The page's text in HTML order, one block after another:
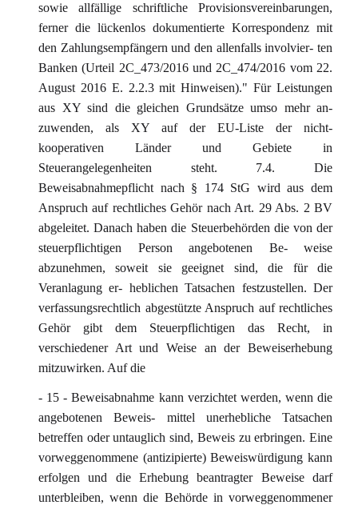
sowie allfällige schriftliche Provisionsvereinbarungen,
ferner die lückenlos dokumentierte Korrespondenz mit
den Zahlungsempfängern und den allenfalls involvier- ten
Banken (Urteil 2C_473/2016 und 2C_474/2016 vom 22.
August 2016 E. 2.2.3 mit Hinweisen)." Für Leistungen
aus XY sind die gleichen Grundsätze umso mehr an-
zuwenden, als XY auf der EU-Liste der nicht-
kooperativen Länder und Gebiete in
Steuerangelegenheiten steht. 7.4. Die
Beweisabnahmepflicht nach § 174 StG wird aus dem
Anspruch auf rechtliches Gehör nach Art. 29 Abs. 2 BV
abgeleitet. Danach haben die Steuerbehörden die von der
steuerpflichtigen Person angebotenen Be- weise
abzunehmen, soweit sie geeignet sind, die für die
Veranlagung er- heblichen Tatsachen festzustellen. Der
verfassungsrechtlich abgestützte Anspruch auf rechtliches
Gehör gibt dem Steuerpflichtigen das Recht, in
verschiedener Art und Weise an der Beweiserhebung
mitzuwirken. Auf die
- 15 - Beweisabnahme kann verzichtet werden, wenn die
angebotenen Beweis- mittel unerhebliche Tatsachen
betreffen oder untauglich sind, Beweis zu erbringen. Eine
vorweggenommene (antizipierte) Beweiswürdigung kann
erfolgen und die Erhebung beantragter Beweise darf
unterbleiben, wenn die Behörde in vorweggenommener